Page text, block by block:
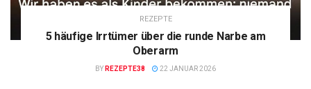
REZEPTE
5 häufige Irrtümer über die runde Narbe am
Oberarm
BY REZEPTE38 22 JANUAR 2026